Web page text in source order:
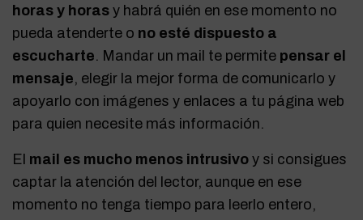
horas y horas y habrá quién en ese momento no
pueda atenderte o no esté dispuesto a
escucharte. Mandar un mail te permite pensar el
mensaje, elegir la mejor forma de comunicarlo y
apoyarlo con imágenes y enlaces a tu página web
para quien necesite más información.
El mail es mucho menos intrusivo y si consigues
captar la atención del lector, aunque en ese
momento no tenga tiempo para leerlo entero,